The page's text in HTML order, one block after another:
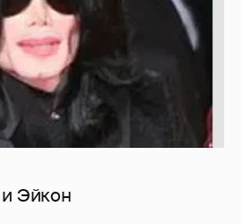
Эйкон